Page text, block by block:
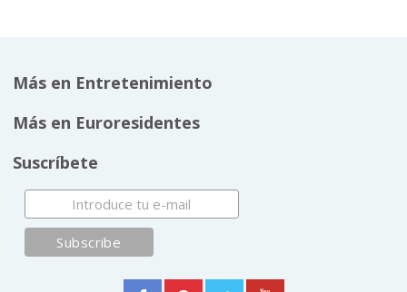
Más en Entretenimiento
Más en Euroresidentes
Suscríbete